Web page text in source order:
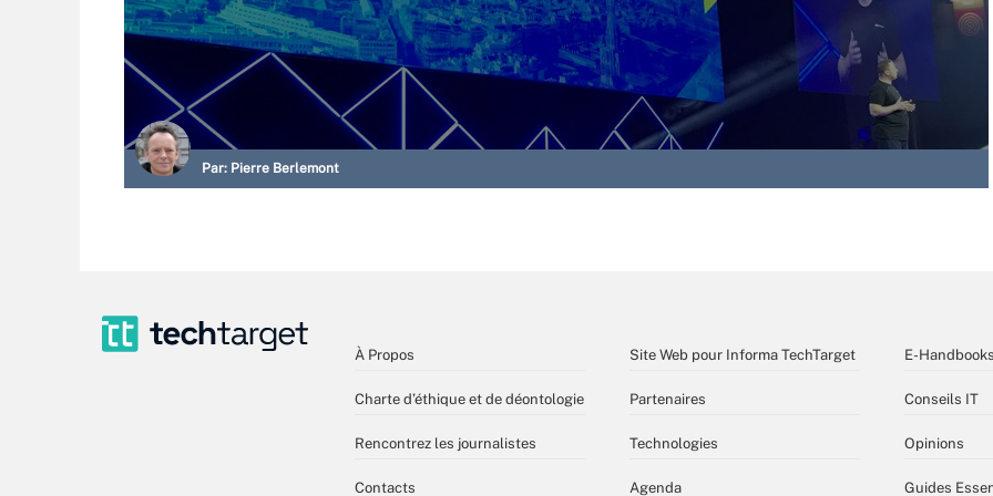
Par: Pierre Berlemont
À Propos
Charte d’éthique et de déontologie
Rencontrez les journalistes
Contacts
Site Web pour Informa TechTarget
Partenaires
Technologies
Agenda
E-Handbooks
Conseils IT
Opinions
Guides